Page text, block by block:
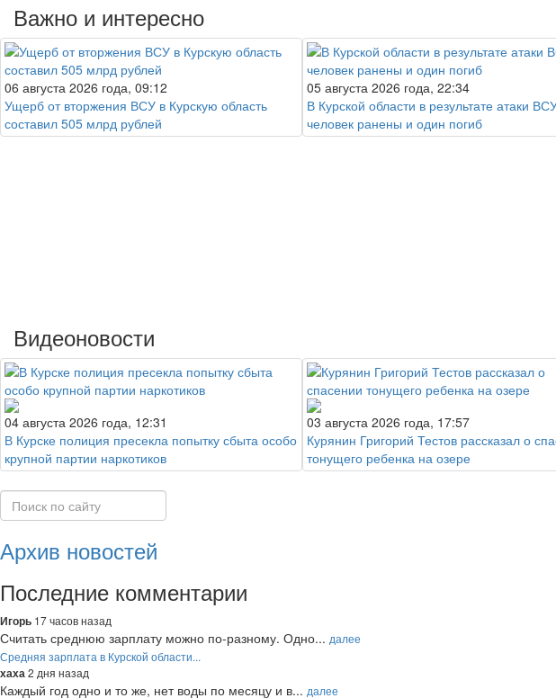
Важно и интересно
06 августа 2026 года, 09:12
Ущерб от вторжения ВСУ в Курскую область
составил 505 млрд рублей
05 августа 2026 года, 22:34
В Курской области в результате атаки
человек ранены и один погиб
Видеоновости
04 августа 2026 года, 12:31
В Курске полиция пресекла попытку сбыта особо
крупной партии наркотиков
03 августа 2026 года, 17:57
Курянин Григорий Тестов рассказал о
тонущего ребенка на озере
Архив новостей
Последние комментарии
Игорь 17 часов назад
Считать среднюю зарплату можно по-разному. Одно... далее
Средняя зарплата в Курской области...
хаха2 дня назад
Каждый год одно и то же, нет воды по месяцу и в... далее